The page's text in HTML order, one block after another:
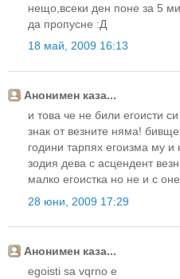
нещо,всеки ден поне за 5
да пропусне :Д
18 май, 2009 16:13
Анонимен каза...
и това че не били егоисти
знак от везните няма!
години тарпях егоизма му
зодия дева с асцендент
малко егоистка но не и с
28 юни, 2009 17:29
Анонимен каза...
egoisti sa vqrno e